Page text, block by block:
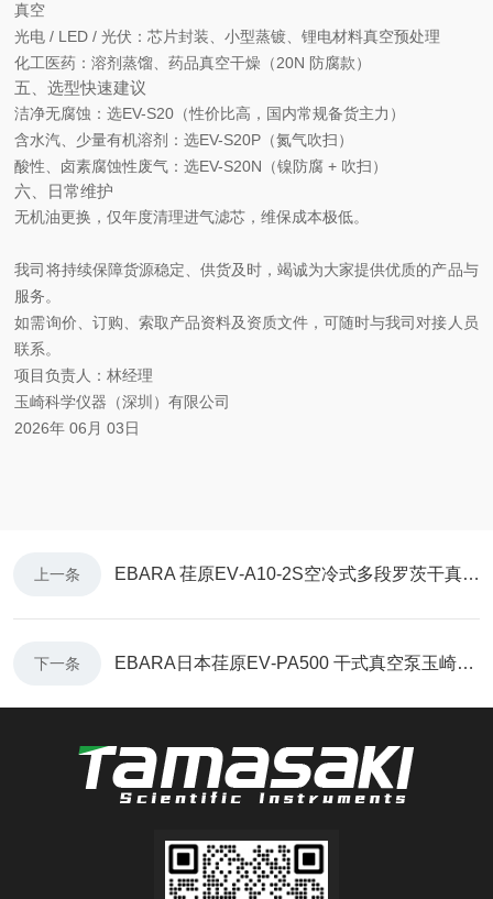
真空
光电 / LED / 光伏 ：芯片封装、小型蒸镀、锂电材料真空预处理
化工医药 ：溶剂蒸馏、药品真空干燥（20N 防腐款）
五、选型快速建议
洁净无腐蚀：选EV-S20 （性价比高，国内常规备货主力）
含水汽、少量有机溶剂：选EV-S20P（氮气吹扫）
酸性、卤素腐蚀性废气：选EV-S20N（镍防腐 + 吹扫）
六、日常维护
无机油更换，仅年度清理进气滤芯，维保成本极低。
我司将持续保障货源稳定、供货及时，竭诚为大家提供优质的产品与
服务。
如需询价、订购、索取产品资料及资质文件，可随时与我司对接人员
联系。
项目负责人：林经理
玉崎科学仪器（深圳）有限公司
2026年 06月 03日
上一条 EBARA 荏原EV‑A10‑2S空冷式多段罗茨干真空泵玉崎科学已到货
下一条 EBARA日本荏原EV‑PA500 干式真空泵玉崎科学仪器已到货